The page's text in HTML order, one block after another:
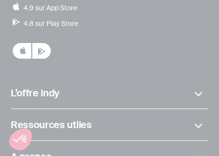
4.9 sur App Store
4.8 sur Play Store
L’offre Indy
Ressources utiles